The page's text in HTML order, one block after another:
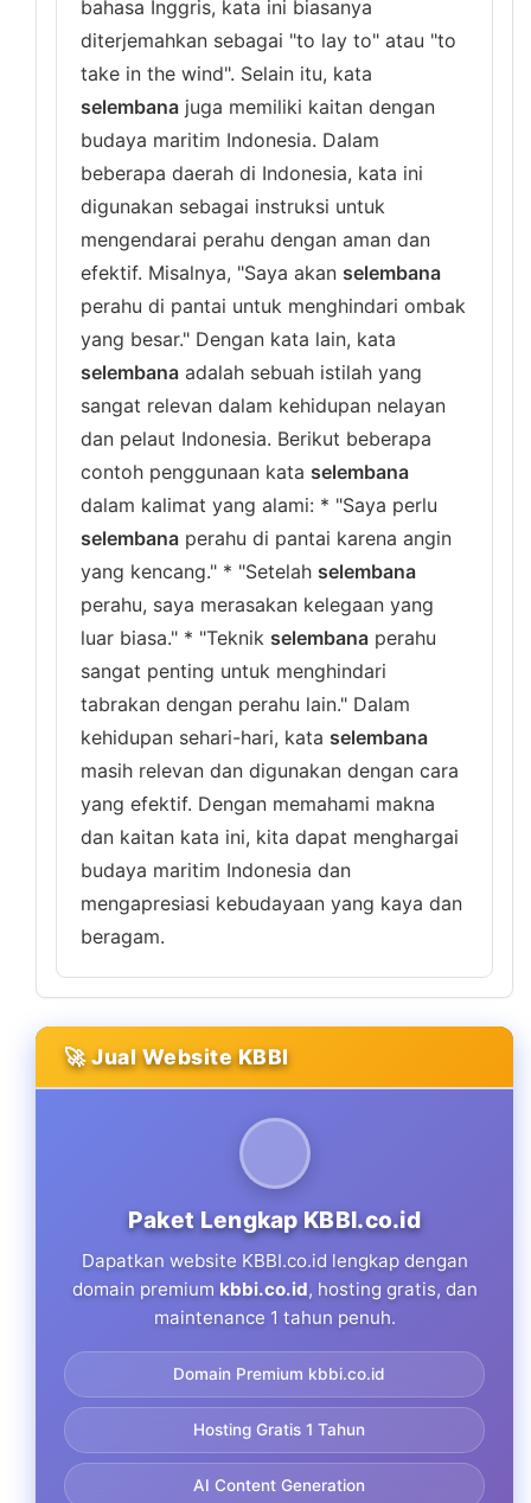
bahasa Inggris, kata ini biasanya
diterjemahkan sebagai "to lay to" atau "to
take in the wind". Selain itu, kata
selembana juga memiliki kaitan dengan
budaya maritim Indonesia. Dalam
beberapa daerah di Indonesia, kata ini
digunakan sebagai instruksi untuk
mengendarai perahu dengan aman dan
efektif. Misalnya, "Saya akan selembana
perahu di pantai untuk menghindari ombak
yang besar." Dengan kata lain, kata
selembana adalah sebuah istilah yang
sangat relevan dalam kehidupan nelayan
dan pelaut Indonesia. Berikut beberapa
contoh penggunaan kata selembana
dalam kalimat yang alami: * "Saya perlu
selembana perahu di pantai karena angin
yang kencang." * "Setelah selembana
perahu, saya merasakan kelegaan yang
luar biasa." * "Teknik selembana perahu
sangat penting untuk menghindari
tabrakan dengan perahu lain." Dalam
kehidupan sehari-hari, kata selembana
masih relevan dan digunakan dengan cara
yang efektif. Dengan memahami makna
dan kaitan kata ini, kita dapat menghargai
budaya maritim Indonesia dan
mengapresiasi kebudayaan yang kaya dan
beragam.
🚀 Jual Website KBBI
Paket Lengkap KBBI.co.id
Dapatkan website KBBI.co.id lengkap dengan
domain premium kbbi.co.id, hosting gratis, dan
maintenance 1 tahun penuh.
Domain Premium kbbi.co.id
Hosting Gratis 1 Tahun
AI Content Generation